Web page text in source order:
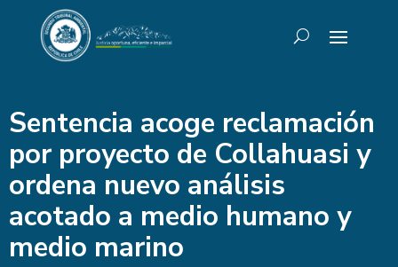
Sentencia acoge reclamación
por proyecto de Collahuasi y
ordena nuevo análisis
acotado a medio humano y
medio marino